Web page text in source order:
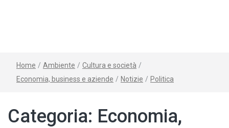
Home / Ambiente / Cultura e società /
Economia, business e aziende / Notizie / Politica
Categoria: Economia,